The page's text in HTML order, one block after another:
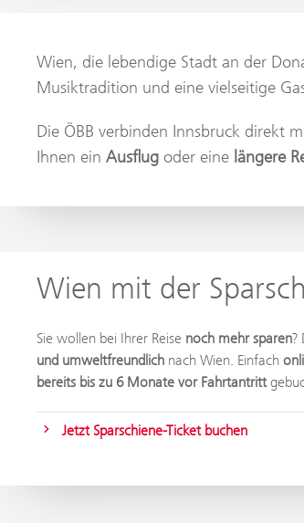
Wien, die lebendige Stadt an der
Musiktradition und eine vielseitige
Die ÖBB verbinden Innsbruck direkt
Ihnen ein Ausflug oder eine längere
Wien mit der
Sie wollen bei Ihrer Reise noch mehr sparen?
und umweltfreundlich nach Wien. Einfach
bereits bis zu 6 Monate vor Fahrtantritt
Jetzt Sparschiene-Ticket buchen